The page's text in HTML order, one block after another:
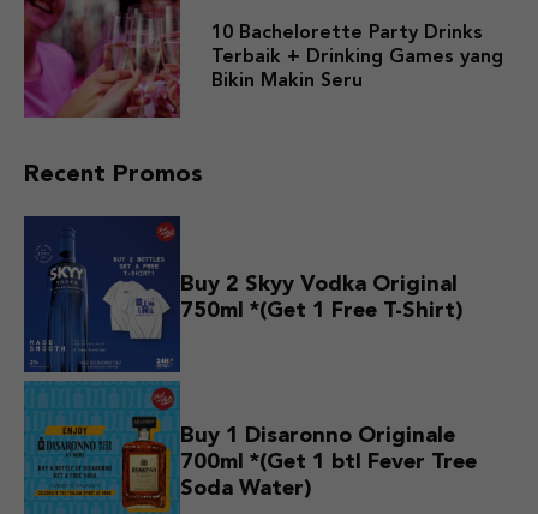
10 Bachelorette Party Drinks
Terbaik + Drinking Games yang
Bikin Makin Seru
Recent Promos
Buy 2 Skyy Vodka Original
750ml *(Get 1 Free T-Shirt)
Buy 1 Disaronno Originale
700ml *(Get 1 btl Fever Tree
Soda Water)